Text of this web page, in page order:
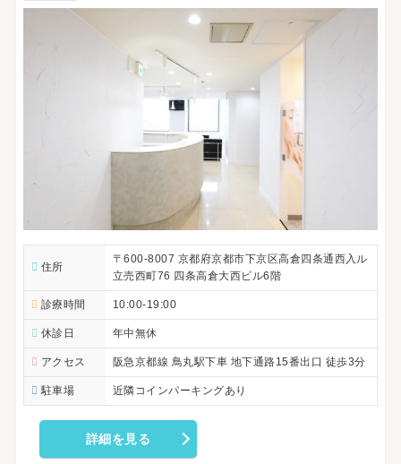
住所
〒600-8007 京都府京都市下京区高倉四条通西入ル
立売西町76 四条高倉大西ビル6階
診療時間 10:00-19:00
休診日 年中無休
アクセス 阪急京都線 鳥丸駅下車 地下通路15番出口 徒歩3分
駐車場 近隣コインパーキングあり
詳細を見る